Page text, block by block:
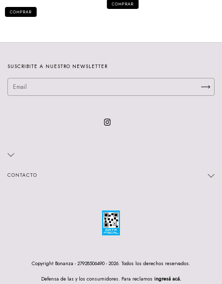
COMPRAR
COMPRAR
SUSCRIBITE A NUESTRO NEWSLETTER
CONTACTO
Copyright Bonanza - 27928506490 - 2026. Todos los derechos reservados.
Defensa de las y los consumidores. Para reclamos ingresá acá.